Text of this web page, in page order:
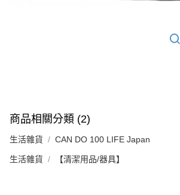
商品相關分類 (2)
生活雜貨 CAN DO 100 LIFE Japan
生活雜貨 【清潔用品/器具】